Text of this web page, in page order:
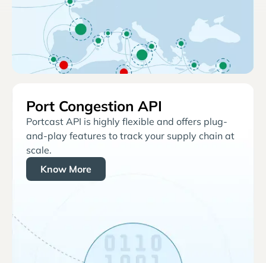
Port Congestion API
Portcast API is highly flexible and offers plug-
and-play features to track your supply chain at
scale.
Know More